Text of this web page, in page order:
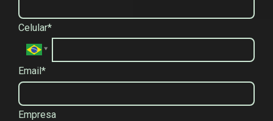
Celular*
Email*
Empresa